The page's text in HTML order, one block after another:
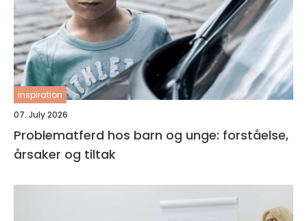
inspiration
07. July 2026
Problematferd hos barn og unge: forståelse,
årsaker og tiltak